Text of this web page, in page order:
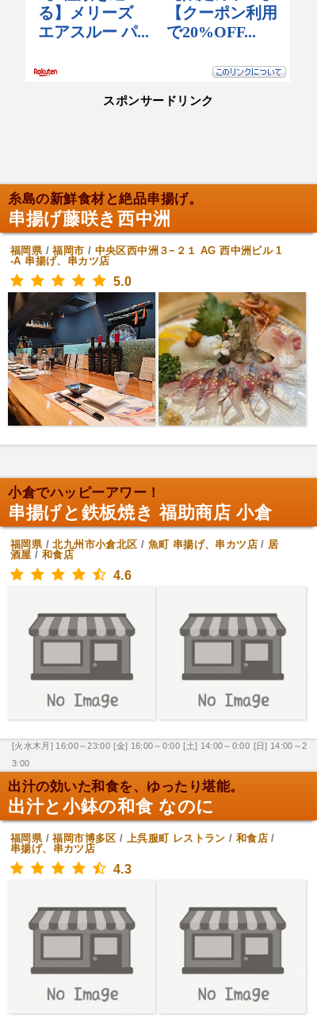
スポンサードリンク
糸島の新鮮食材と絶品串揚げ。
串揚げ藤咲き西中洲
福岡県/福岡市 / 中央区西中洲３−２１ AG 西中洲ビル 1
-A 串揚げ、串カツ店
5.0
小倉でハッピーアワー！
串揚げと鉄板焼き 福助商店 小倉
福岡県/北九州市小倉北区 / 魚町 串揚げ、串カツ店/ 居
酒屋 / 和食店
4.6
[火水木月] 16:00～23:00 [金] 16:00～0:00 [土] 14:00～0:00 [日] 14:00～2
3:00
出汁の効いた和食を、ゆったり堪能。
出汁と小鉢の和食 なのに
福岡県/福岡市博多区 / 上呉服町 レストラン / 和食店 /
串揚げ、串カツ店
4.3